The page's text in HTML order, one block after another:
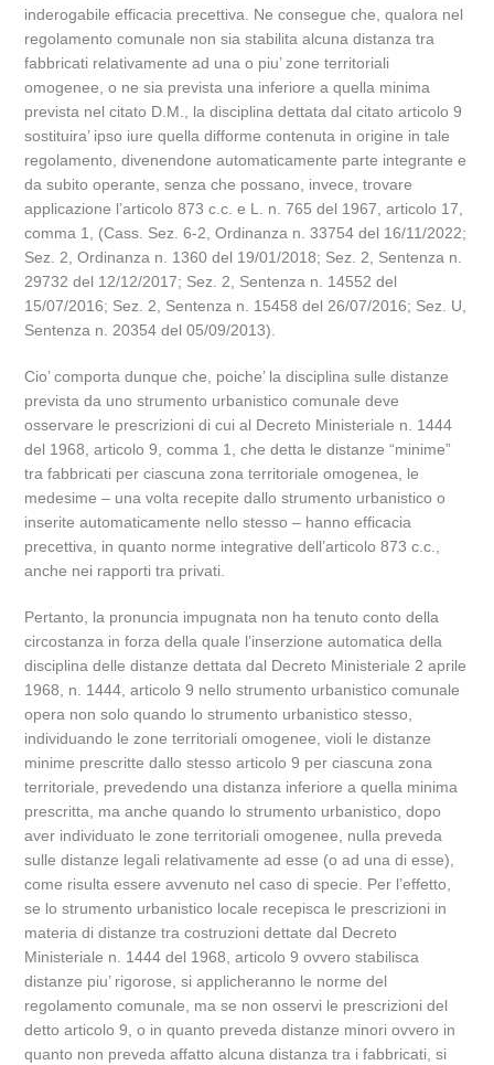
inderogabile efficacia precettiva. Ne consegue che, qualora nel
regolamento comunale non sia stabilita alcuna distanza tra
fabbricati relativamente ad una o piu’ zone territoriali
omogenee, o ne sia prevista una inferiore a quella minima
prevista nel citato D.M., la disciplina dettata dal citato articolo 9
sostituira’ ipso iure quella difforme contenuta in origine in tale
regolamento, divenendone automaticamente parte integrante e
da subito operante, senza che possano, invece, trovare
applicazione l’articolo 873 c.c. e L. n. 765 del 1967, articolo 17,
comma 1, (Cass. Sez. 6-2, Ordinanza n. 33754 del 16/11/2022;
Sez. 2, Ordinanza n. 1360 del 19/01/2018; Sez. 2, Sentenza n.
29732 del 12/12/2017; Sez. 2, Sentenza n. 14552 del
15/07/2016; Sez. 2, Sentenza n. 15458 del 26/07/2016; Sez. U,
Sentenza n. 20354 del 05/09/2013).
Cio’ comporta dunque che, poiche’ la disciplina sulle distanze
prevista da uno strumento urbanistico comunale deve
osservare le prescrizioni di cui al Decreto Ministeriale n. 1444
del 1968, articolo 9, comma 1, che detta le distanze “minime”
tra fabbricati per ciascuna zona territoriale omogenea, le
medesime – una volta recepite dallo strumento urbanistico o
inserite automaticamente nello stesso – hanno efficacia
precettiva, in quanto norme integrative dell’articolo 873 c.c.,
anche nei rapporti tra privati.
Pertanto, la pronuncia impugnata non ha tenuto conto della
circostanza in forza della quale l’inserzione automatica della
disciplina delle distanze dettata dal Decreto Ministeriale 2 aprile
1968, n. 1444, articolo 9 nello strumento urbanistico comunale
opera non solo quando lo strumento urbanistico stesso,
individuando le zone territoriali omogenee, violi le distanze
minime prescritte dallo stesso articolo 9 per ciascuna zona
territoriale, prevedendo una distanza inferiore a quella minima
prescritta, ma anche quando lo strumento urbanistico, dopo
aver individuato le zone territoriali omogenee, nulla preveda
sulle distanze legali relativamente ad esse (o ad una di esse),
come risulta essere avvenuto nel caso di specie. Per l’effetto,
se lo strumento urbanistico locale recepisca le prescrizioni in
materia di distanze tra costruzioni dettate dal Decreto
Ministeriale n. 1444 del 1968, articolo 9 ovvero stabilisca
distanze piu’ rigorose, si applicheranno le norme del
regolamento comunale, ma se non osservi le prescrizioni del
detto articolo 9, o in quanto preveda distanze minori ovvero in
quanto non preveda affatto alcuna distanza tra i fabbricati, si